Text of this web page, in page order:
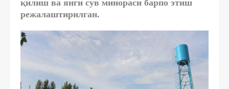
қилиш ва янги сув минораси барпо этиш
режалаштирилган.